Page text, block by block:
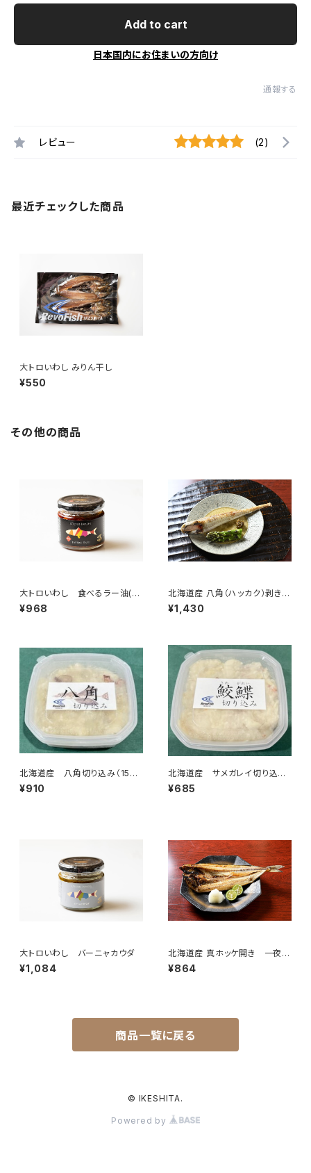
Add to cart
日本国内にお住まいの方向け
通報する
レビュー (2)
最近チェックした商品
大トロいわし みりん干し
¥550
その他の商品
大トロいわし 食べるラー油(辛
口味)
¥968
北海道産 八角（ハッカク）剥き
身 特大サイズ（２０５ｇ～）
¥1,430
北海道産 八角切り込み（150
ｇ）
¥910
北海道産 サメガレイ切り込み
（150ｇ）
¥685
大トロいわし バーニャカウダ
¥1,084
北海道産 真ホッケ開き 一夜干
し 大サイズ（400g～500ｇ）
¥864
商品一覧に戻る
© IKESHITA.
Powered by